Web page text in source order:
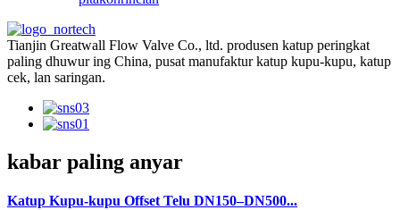
Tianjin Greatwall Flow Valve Co., ltd. produsen katup peringkat
paling dhuwur ing China, pusat manufaktur katup kupu-kupu, katup
cek, lan saringan.
kabar paling anyar
Katup Kupu-kupu Offset Telu DN150–DN500...